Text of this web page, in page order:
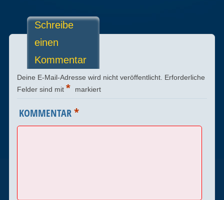
Schreibe
einen
Kommentar
Deine E-Mail-Adresse wird nicht veröffentlicht. Erforderliche
Felder sind mit * markiert
KOMMENTAR*